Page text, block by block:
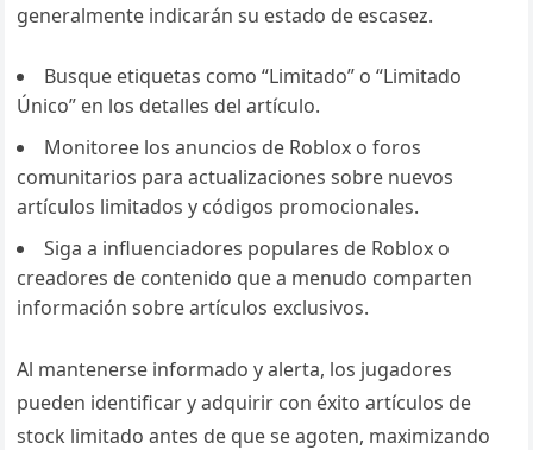
generalmente indicarán su estado de escasez.
Busque etiquetas como “Limitado” o “Limitado
Único” en los detalles del artículo.
Monitoree los anuncios de Roblox o foros
comunitarios para actualizaciones sobre nuevos
artículos limitados y códigos promocionales.
Siga a influenciadores populares de Roblox o
creadores de contenido que a menudo comparten
información sobre artículos exclusivos.
Al mantenerse informado y alerta, los jugadores
pueden identificar y adquirir con éxito artículos de
stock limitado antes de que se agoten, maximizando